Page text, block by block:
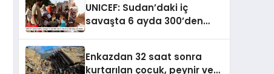
UNICEF: Sudan’daki iç
savaşta 6 ayda 300’den
Enkazdan 32 saat sonra
kurtarılan çocuk, peynir ve